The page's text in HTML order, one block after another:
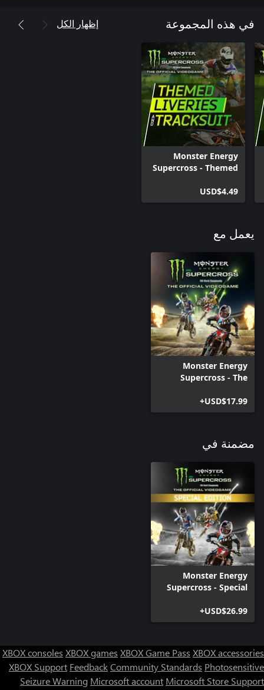
في هذه المجموعة إظهار الكل
Monster Energy
Supercross - Themed
Tracksuits
USD$4.49
يعمل مع
Monster Energy
Supercross - The
USD$17.99+
مضمنة في
Monster Energy
Supercross - Special
USD$26.99+
XBOX consoles XBOX games XBOX Game Pass XBOX accessories
XBOX Support FeedbackCommunity Standards Photosensitive
Seizure Warning Microsoft account Microsoft Store Support